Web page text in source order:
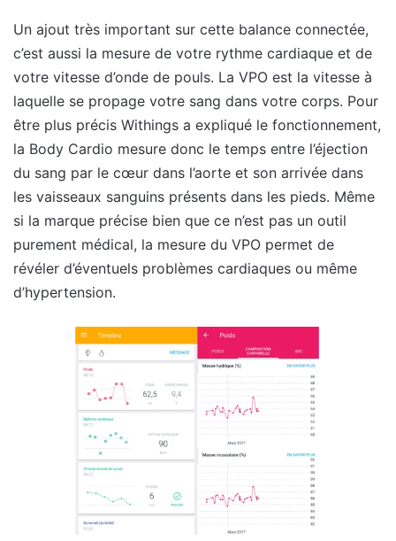
Un ajout très important sur cette balance connectée,
c’est aussi la mesure de votre rythme cardiaque et de
votre vitesse d’onde de pouls. La VPO est la vitesse à
laquelle se propage votre sang dans votre corps. Pour
être plus précis Withings a expliqué le fonctionnement,
la Body Cardio mesure donc le temps entre l’éjection
du sang par le cœur dans l’aorte et son arrivée dans
les vaisseaux sanguins présents dans les pieds. Même
si la marque précise bien que ce n’est pas un outil
purement médical, la mesure du VPO permet de
révéler d’éventuels problèmes cardiaques ou même
d’hypertension.